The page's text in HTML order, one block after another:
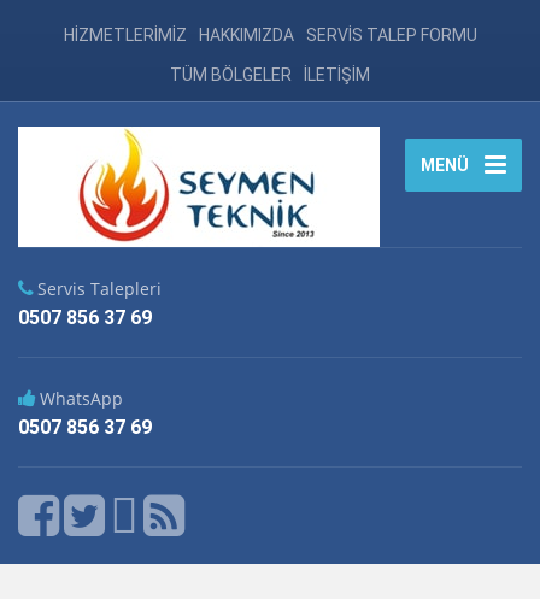
HİZMETLERİMİZ HAKKIMIZDA SERVİS TALEP FORMU
TÜM BÖLGELER İLETİŞİM
MENÜ
Servis Talepleri
0507 856 37 69
WhatsApp
0507 856 37 69